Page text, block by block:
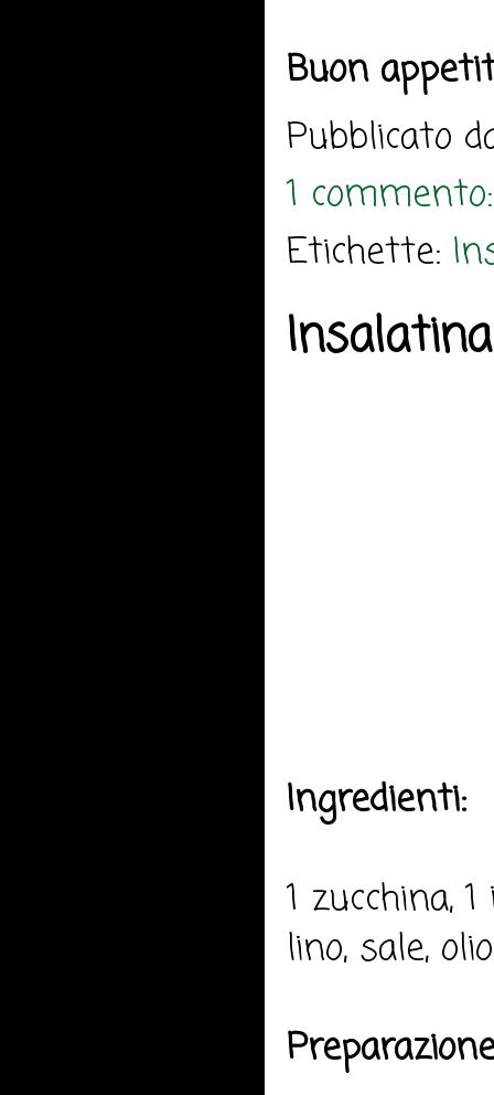
Buon
Pubblicato
1
Etichette:
Ingredienti:
1 zucchina,
lino, sale,